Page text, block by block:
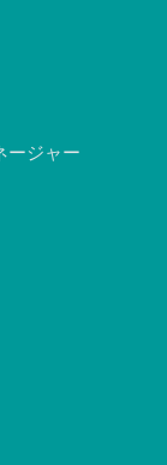
ージャー